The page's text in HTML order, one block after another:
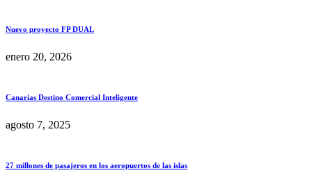
Nuevo proyecto FP DUAL
enero 20, 2026
Canarias Destino Comercial Inteligente
agosto 7, 2025
27 millones de pasajeros en los aeropuertos de las islas